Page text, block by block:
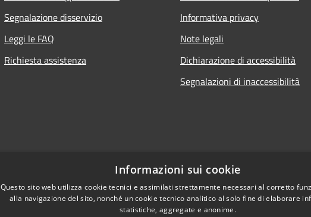
Segnalazione disservizio
Leggi le FAQ
Richiesta assistenza
Informativa privacy
Note legali
Dichiarazione di accessibilità
Segnalazioni di inaccessibilità
Informazioni sui cookie
Questo sito web utilizza cookie tecnici e assimilati strettamente necessari al corretto
alla navigazione del sito, nonché un cookie tecnico analitico al solo fine di elaborare
statistiche, aggregate e anonime.